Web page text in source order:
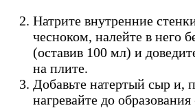
Натрите внутренние
чесноком, налейте в него
(оставив 100 мл) и
на плите.
Добавьте натертый сыр и,
нагревайте до